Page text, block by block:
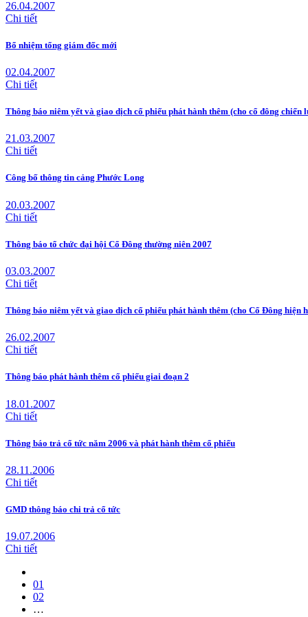
26.04.2007
Chi tiết
Bổ nhiệm tổng giám đốc mới
02.04.2007
Chi tiết
Thông báo niêm yết và giao dịch cổ phiếu phát hành thêm (cho cổ đông chiến
21.03.2007
Chi tiết
Công bố thông tin cảng Phước Long
20.03.2007
Chi tiết
Thông báo tổ chức đại hội Cổ Đông thường niên 2007
03.03.2007
Chi tiết
Thông báo niêm yết và giao dịch cổ phiếu phát hành thêm (cho Cổ Đông hiện
26.02.2007
Chi tiết
Thông báo phát hành thêm cổ phiếu giai đoạn 2
18.01.2007
Chi tiết
Thông báo trả cổ tức năm 2006 và phát hành thêm cổ phiếu
28.11.2006
Chi tiết
GMD thông báo chi trả cổ tức
19.07.2006
Chi tiết
01
02
…